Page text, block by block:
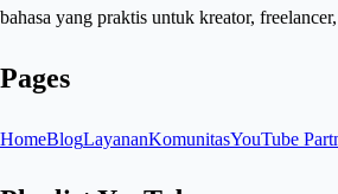
bahasa yang praktis untuk kreator,
Pages
HomeBlogLayananKomunitasYouTube